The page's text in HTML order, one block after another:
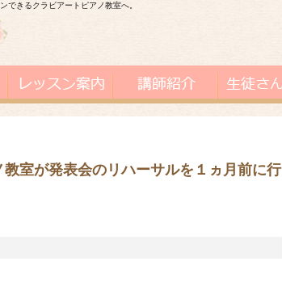
できるクラビアートピアノ教室へ。
室が発表会のリハーサルを１ヵ月前に行